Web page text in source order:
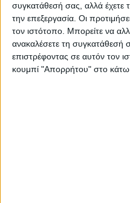
συγκατάθεσή σας, αλλά έχετε
την επεξεργασία. Οι
τον ιστότοπο. Μπορείτε να
ανακαλέσετε τη συγκατάθεσή
επιστρέφοντας σε αυτόν τον
κουμπί "Απορρήτου" στο κάτω
Οι εργαζόμενοι
σύμβασης
σε απεργία την
στην ανακοίνωσή της